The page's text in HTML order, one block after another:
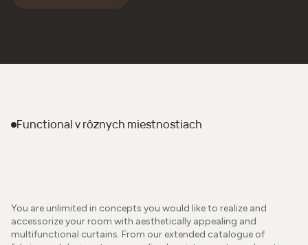
Functionalv rôznych miestnostiach
You are unlimited in concepts you would like to realize and
accessorize your room with aesthetically appealing and
multifunctional curtains. From our extended catalogue of